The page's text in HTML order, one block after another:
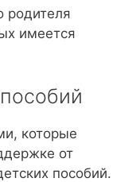
родителя
имеется
которые
от
пособий.